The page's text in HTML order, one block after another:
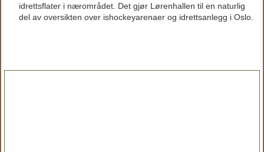
idrettsflater i nærområdet. Det gjør Lørenhallen til en naturlig
del av oversikten over ishockeyarenaer og idrettsanlegg i Oslo.